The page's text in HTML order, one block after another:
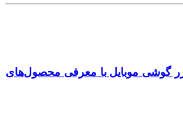
گوشی موبایل با معرفی محصول‌های